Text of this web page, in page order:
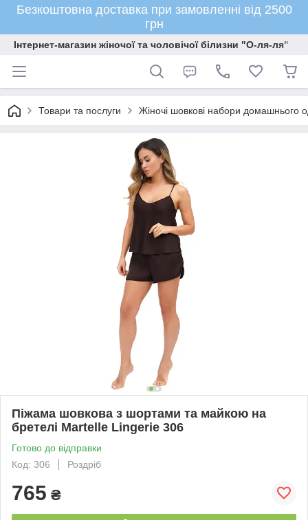
Безкоштовна доставка при замовленні від 2500
грн
Інтернет-магазин жіночої та чоловічої білизни "О-ля-ля"
Товари та послуги Жіночі шовкові набори домашнього
Піжама шовкова з шортами та майкою на
бретелі Martelle Lingerie 306
Готово до відправки
Код: 306
Роздріб
765 ₴